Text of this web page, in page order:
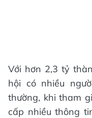
Với hơn 2,3 tỷ
hội có nhiều
thường, khi tham
cấp nhiều thông